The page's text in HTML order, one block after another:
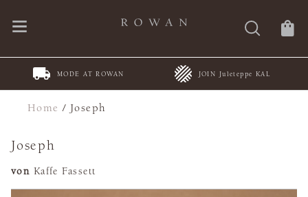
MODE AT ROWAN JOIN Juleteppe KAL
Home / Joseph
Joseph
von Kaffe Fassett